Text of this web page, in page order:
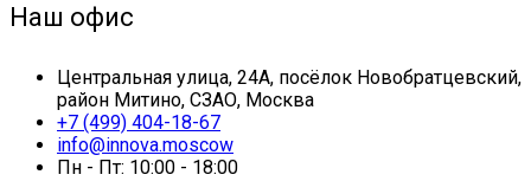
Наш офис
Центральная улица, 24А, посёлок Новобратцевский,
район Митино, СЗАО, Москва
+7 (499) 404-18-67
info@innova.moscow
Пн - Пт: 10:00 - 18:00